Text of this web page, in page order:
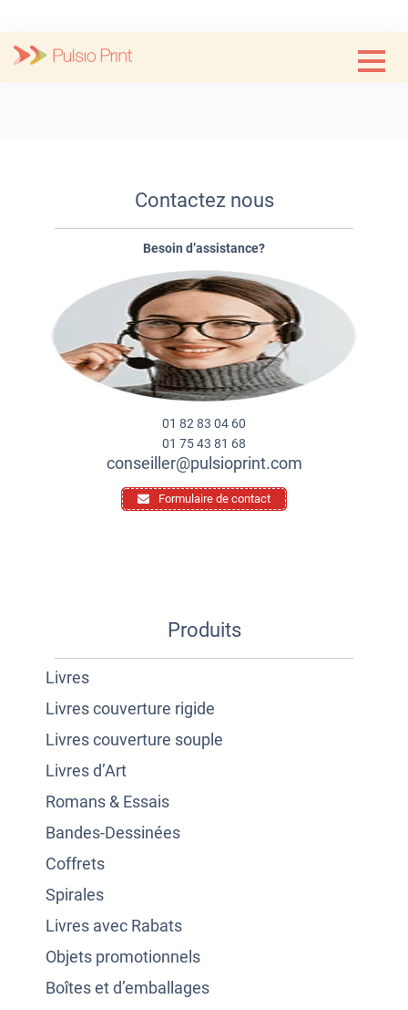
Contactez nous
Besoin d’assistance?
01 82 83 04 60
01 75 43 81 68
conseiller@pulsioprint.com
Formulaire de contact
Produits
Livres
Livres couverture rigide
Livres couverture souple
Livres d’Art
Romans & Essais
Bandes-Dessinées
Coffrets
Spirales
Livres avec Rabats
Objets promotionnels
Boîtes et d’emballages